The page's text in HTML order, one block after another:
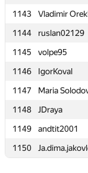
1143
Vladimir
1144
ruslan02129
1145
volpe95
1146
IgorKoval
1147
Maria
1148
JDraya
1149
andtit2001
1150
1143
Vladimir
1144
ruslan02129
1145
volpe95
1146
IgorKoval
1147
Maria
1148
JDraya
1149
andtit2001
1150